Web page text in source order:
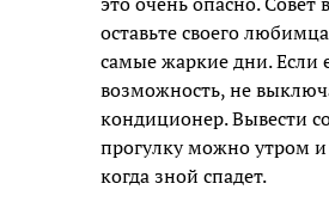
оставьте своего
самые жаркие дни. Если
возможность, не
кондиционер. Вывести
прогулку можно утром
когда зной спадет.